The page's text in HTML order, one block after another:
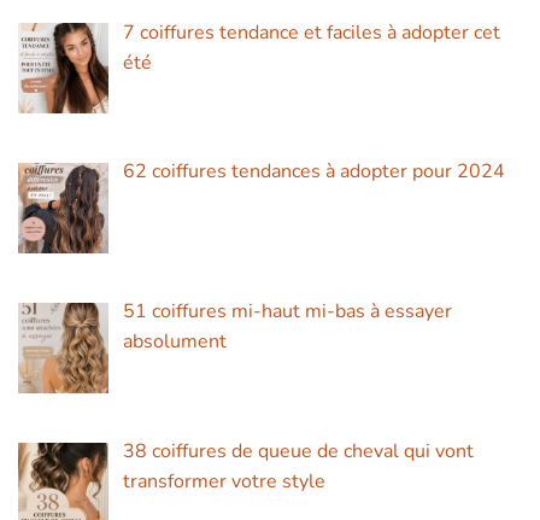
7 coiffures tendance et faciles à adopter cet
été
62 coiffures tendances à adopter pour 2024
51 coiffures mi-haut mi-bas à essayer
absolument
38 coiffures de queue de cheval qui vont
transformer votre style